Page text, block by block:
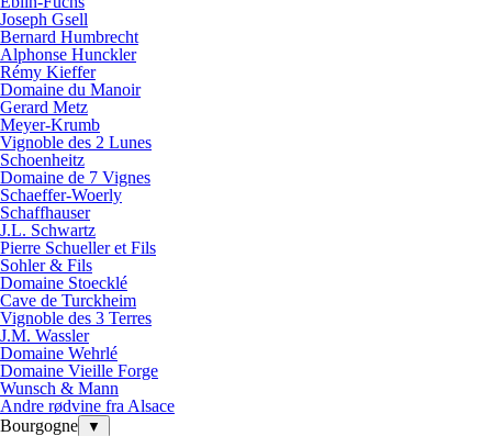
Joseph Gsell
Bernard Humbrecht
Alphonse Hunckler
Rémy Kieffer
Domaine du Manoir
Gerard Metz
Meyer-Krumb
Vignoble des 2 Lunes
Schoenheitz
Domaine de 7 Vignes
Schaeffer-Woerly
Schaffhauser
J.L. Schwartz
Pierre Schueller et Fils
Sohler & Fils
Domaine Stoecklé
Cave de Turckheim
Vignoble des 3 Terres
J.M. Wassler
Domaine Wehrlé
Domaine Vieille Forge
Wunsch & Mann
Andre rødvine fra Alsace
Bourgogne
▼